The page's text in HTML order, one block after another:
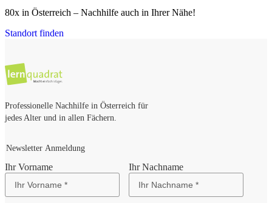
80x in Österreich – Nachhilfe auch in Ihrer Nähe!
Standort finden
Professionelle Nachhilfe in Österreich für
jedes Alter und in allen Fächern.
Newsletter Anmeldung
Ihr Vorname Ihr Nachname